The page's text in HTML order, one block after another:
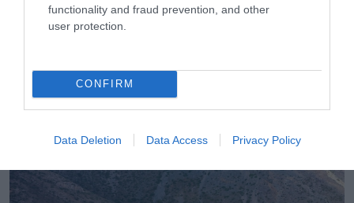
functionality and fraud prevention, and other
user protection.
CONFIRM
Data Deletion Data Access Privacy Policy
Newsκαι μάθετε πρώτοι όλες τις ειδήσεις
TAGS: ΠΑΡΟΣ
ΠΕΡΙΣΣΟΤΕΡA